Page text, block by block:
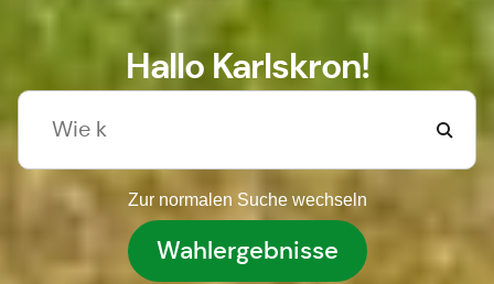
Hallo Karlskron!
Zur normalen Suche wechseln
Wahlergebnisse